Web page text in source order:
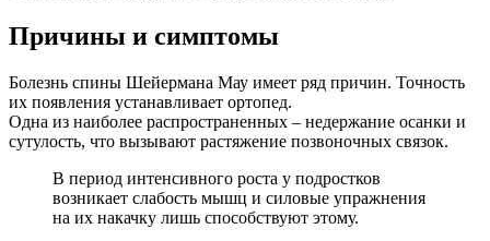
Причины и симптомы
Болезнь спины Шейермана Мау имеет ряд причин. Точность
их появления устанавливает ортопед.
Одна из наиболее распространенных – недержание осанки и
сутулость, что вызывают растяжение позвоночных связок.
В период интенсивного роста у подростков
возникает слабость мышц и силовые упражнения
на их накачку лишь способствуют этому.